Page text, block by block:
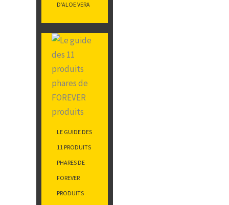
D’ALOE VERA
LE GUIDE DES
11 PRODUITS
PHARES DE
FOREVER
PRODUITS